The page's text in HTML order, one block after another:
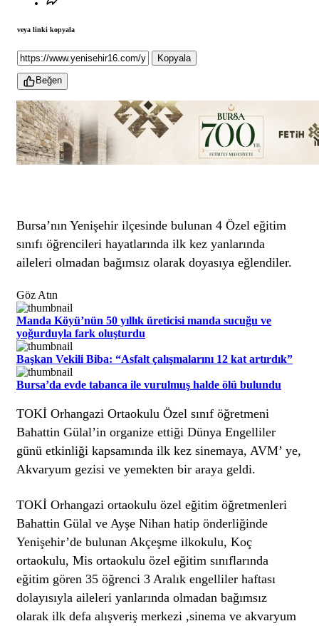
veya linki kopyala
Kopyala
Beğen
Bursa’nın Yenişehir ilçesinde bulunan 4 Özel eğitim
sınıfı öğrencileri hayatlarında ilk kez yanlarında
aileleri olmadan bağımsız olarak doyasıya eğlendiler.
Göz Atın
Manda Köyü’nün 50 yıllık üreticisi manda sucuğu ve
yoğurduyla fark oluşturdu
Başkan Vekili Biba: “Asfalt çalışmalarını 12 kat artırdık”
Bursa’da evde tabanca ile vurulmuş halde ölü bulundu
TOKİ Orhangazi Ortaokulu Özel sınıf öğretmeni
Bahattin Gülal’in organize ettiği Dünya Engelliler
günü etkinliği kapsamında ilk kez sinemaya, AVM’ ye,
Akvaryum gezisi ve yemekten bir araya geldi.
TOKİ Orhangazi ortaokulu özel eğitim öğretmenleri
Bahattin Gülal ve Ayşe Nihan hatip önderliğinde
Yenişehir’de bulunan Akçeşme ilkokulu, Koç
ortaokulu, Mis ortaokulu özel eğitim sınıflarında
eğitim gören 35 öğrenci 3 Aralık engelliler haftası
dolayısıyla aileleri yanlarında olmadan bağımsız
olarak ilk defa alışveriş merkezi ,sinema ve akvaryum